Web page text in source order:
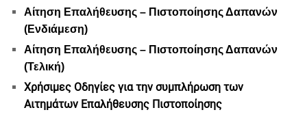
Αίτηση Επαλήθευσης – Πιστοποίησης Δαπανών
(Ενδιάμεση)
Αίτηση Επαλήθευσης – Πιστοποίησης Δαπανών
(Τελική)
Χρήσιμες Οδηγίες για την συμπλήρωση των
Αιτημάτων Επαλήθευσης Πιστοποίησης